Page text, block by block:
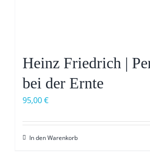
Heinz Friedrich |
bei der Ernte
95,00€
In den Warenkorb